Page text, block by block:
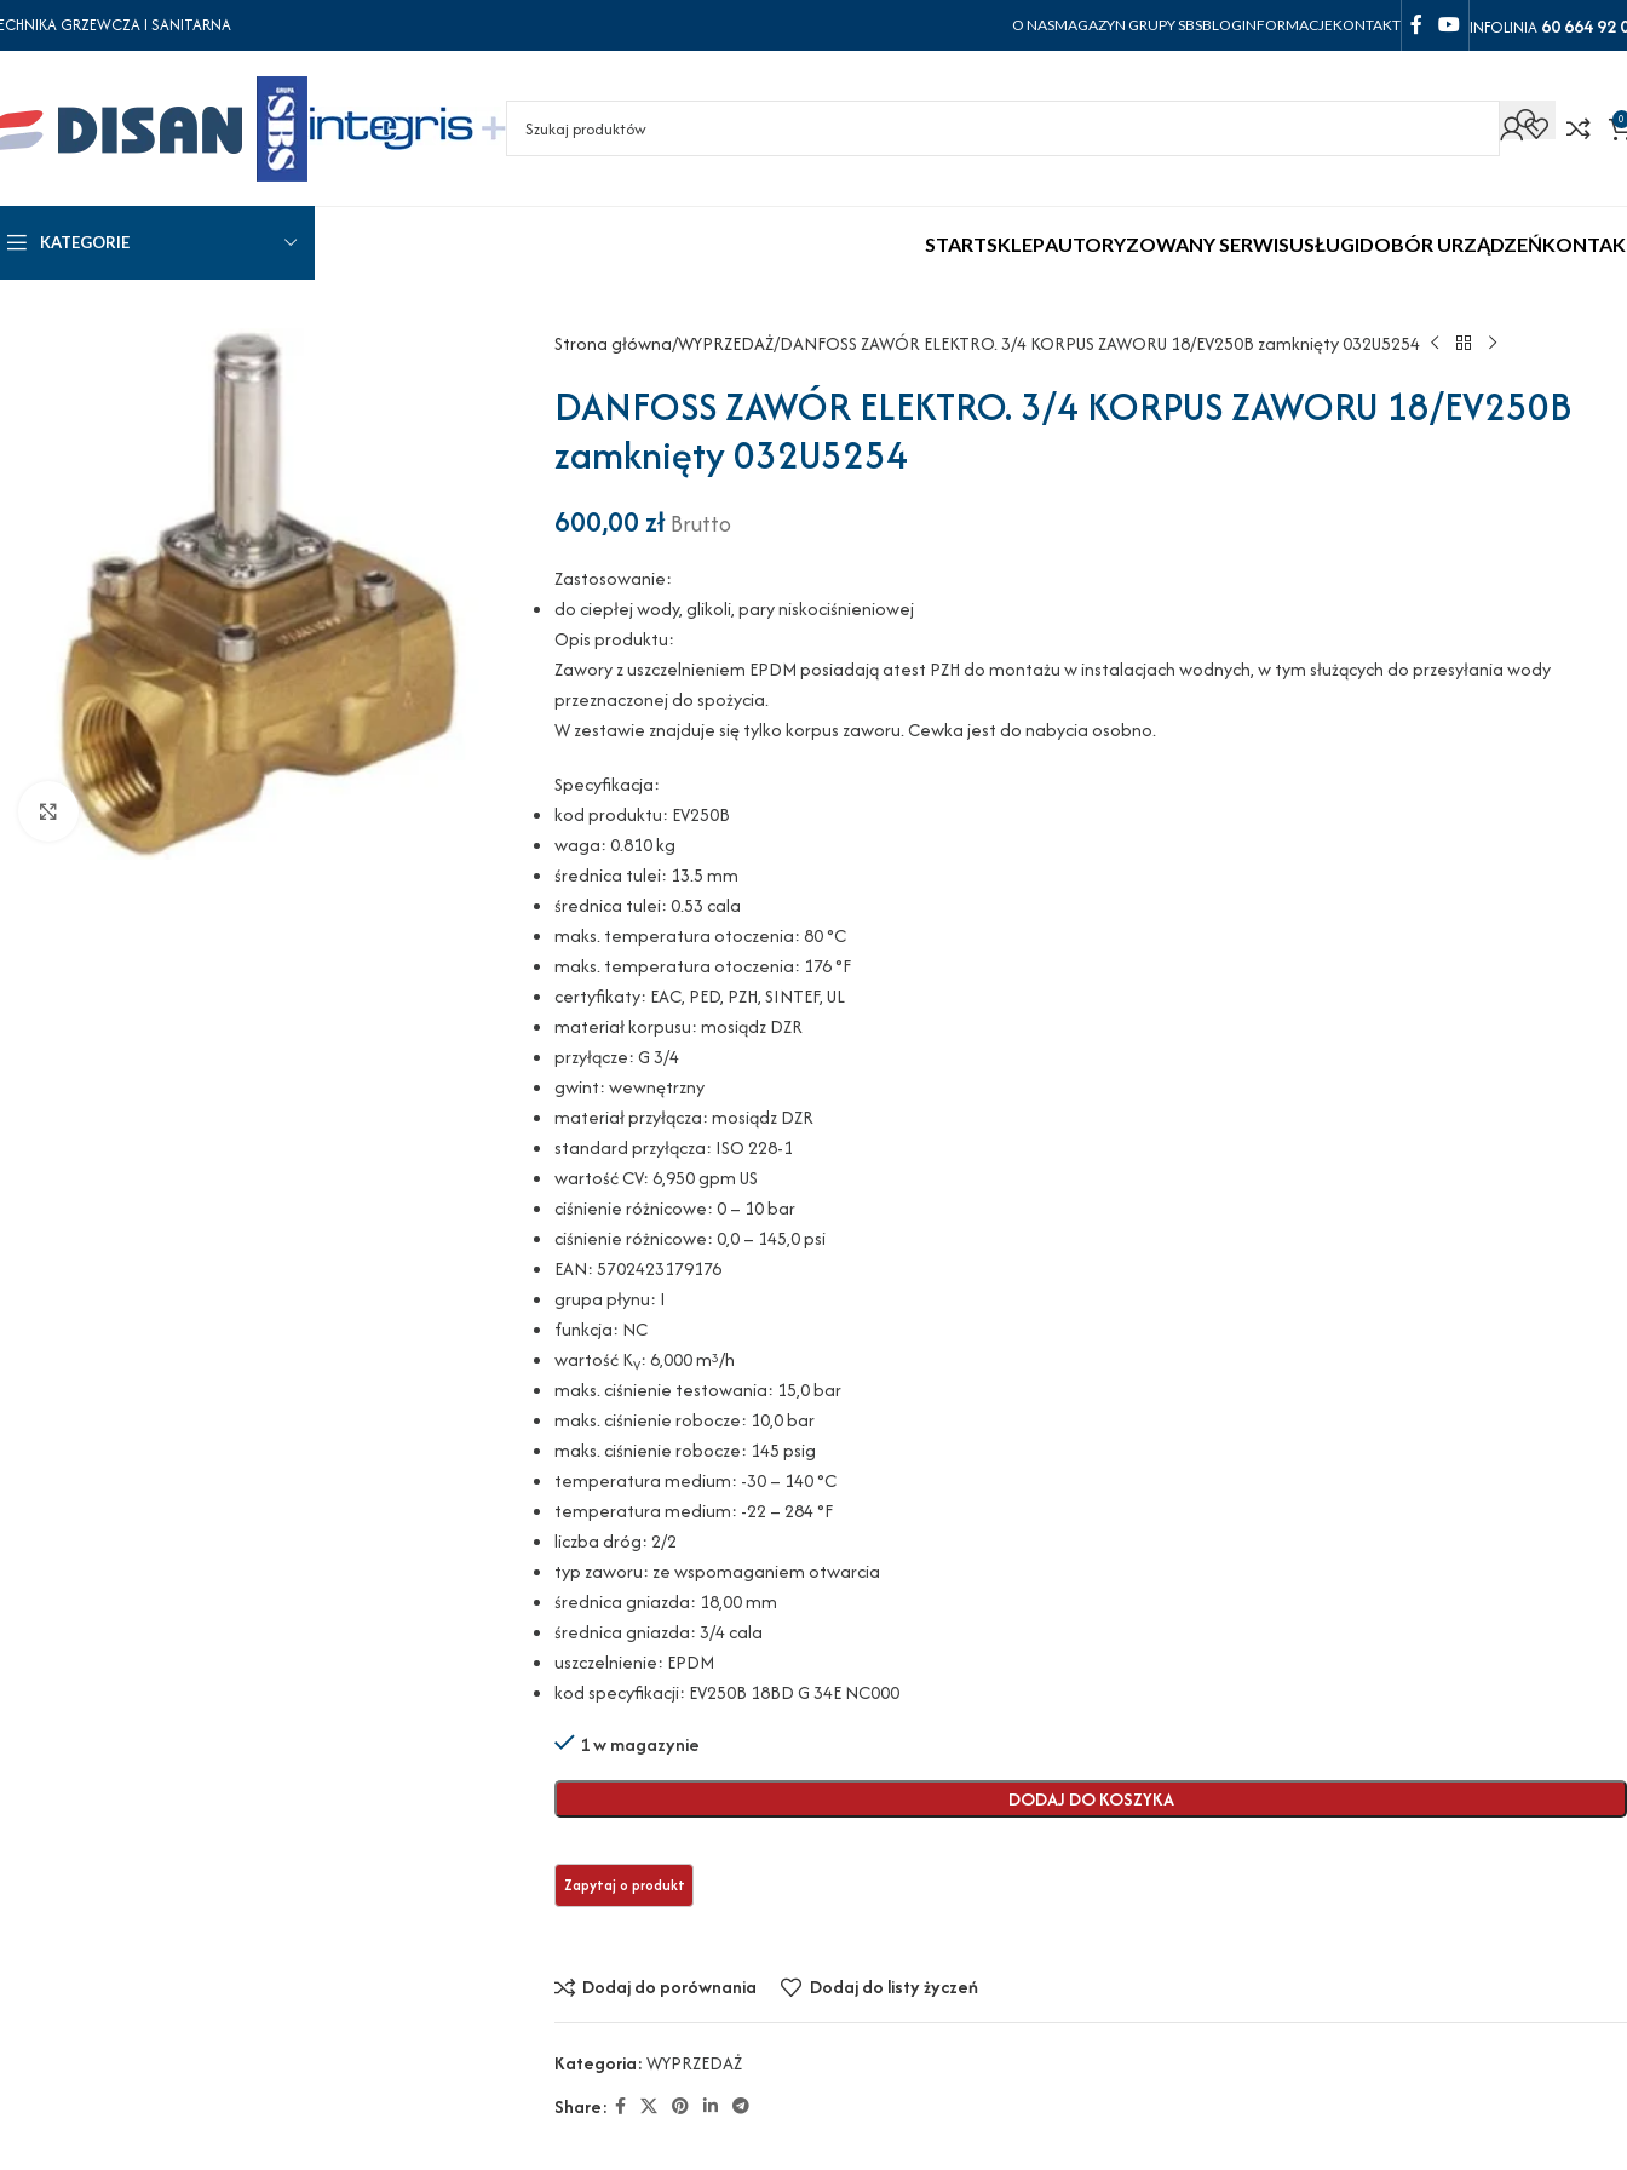
GRZEWCZA I SANITARNA O NASMAGAZYN GRUPY SBSBLOGINFORMACJEKONTAKT INFOLINIA 60 664 92
0
KATEGORIE STARTSKLEPAUTORYZOWANY SERWISUSŁUGIDOBÓR URZĄDZEŃ
Powiększ
Strona główna WYPRZEDAŻ DANFOSS ZAWÓR ELEKTRO. 3/4 KORPUS ZAWORU 18/EV250B zamknięty 032U5254
DANFOSS ZAWÓR ELEKTRO. 3/4 KORPUS ZAWORU 18/EV250B
zamknięty 032U5254
600,00zł Brutto
Zastosowanie:
do ciepłej wody, glikoli, pary niskociśnieniowej
Opis produktu:
Zawory z uszczelnieniem EPDM posiadają atest PZH do montażu w instalacjach wodnych, w tym służących do przesyłania wody
przeznaczonej do spożycia.
W zestawie znajduje się tylko korpus zaworu. Cewka jest do nabycia osobno.
Specyfikacja:
kod produktu: EV250B
waga: 0.810 kg
średnica tulei: 13.5 mm
średnica tulei: 0.53 cala
maks. temperatura otoczenia: 80 °C
maks. temperatura otoczenia: 176 °F
certyfikaty: EAC, PED, PZH, SINTEF, UL
materiał korpusu: mosiądz DZR
przyłącze: G 3/4
gwint: wewnętrzny
materiał przyłącza: mosiądz DZR
standard przyłącza: ISO 228-1
wartość CV: 6,950 gpm US
ciśnienie różnicowe: 0 – 10 bar
ciśnienie różnicowe: 0,0 – 145,0 psi
EAN: 5702423179176
grupa płynu: I
funkcja: NC
wartość KV: 6,000 m3/h
maks. ciśnienie testowania: 15,0 bar
maks. ciśnienie robocze: 10,0 bar
maks. ciśnienie robocze: 145 psig
temperatura medium: -30 – 140 °C
temperatura medium: -22 – 284 °F
liczba dróg: 2/2
typ zaworu: ze wspomaganiem otwarcia
średnica gniazda: 18,00 mm
średnica gniazda: 3/4 cala
uszczelnienie: EPDM
kod specyfikacji: EV250B 18BD G 34E NC000
1 w magazynie
DODAJ DO KOSZYKA
Dodaj do porównania Dodaj do listy życzeń
Kategoria:WYPRZEDAŻ
Share: